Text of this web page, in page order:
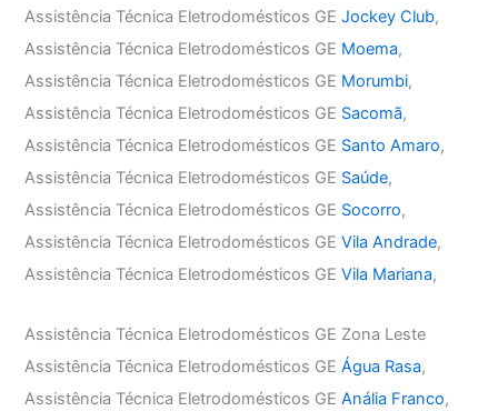
Assistência Técnica Eletrodomésticos GEJockey Club,
Assistência Técnica Eletrodomésticos GE Moema,
Assistência Técnica Eletrodomésticos GE Morumbi,
Assistência Técnica Eletrodomésticos GE Sacomã,
Assistência Técnica Eletrodomésticos GE Santo Amaro,
Assistência Técnica Eletrodomésticos GE Saúde,
Assistência Técnica Eletrodomésticos GE Socorro,
Assistência Técnica Eletrodomésticos GEVila Andrade,
Assistência Técnica Eletrodomésticos GEVila Mariana,
Assistência Técnica Eletrodomésticos GE Zona Leste
Assistência Técnica Eletrodomésticos GEÁgua Rasa,
Assistência Técnica Eletrodomésticos GEAnália Franco,